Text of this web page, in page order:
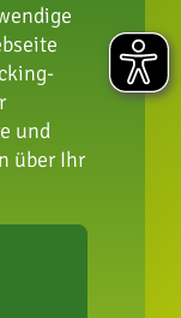
und
über Ihr